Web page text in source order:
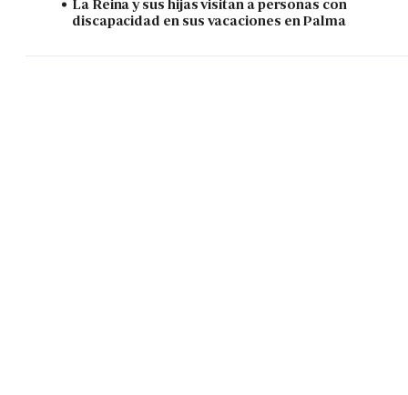
La Reina y sus hijas visitan a personas con
discapacidad en sus vacaciones en Palma